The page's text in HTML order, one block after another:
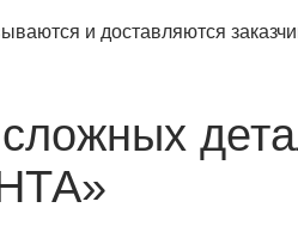
и доставляются